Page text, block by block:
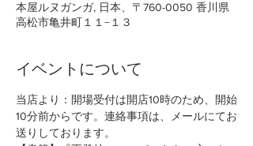
本屋ルヌガンガ, 日本、〒760-0050 香川県
高松市亀井町１１−１３
イベントについて
当店より：開場受付は開店10時のため、開始
10分前からです。連絡事項は、メールにてお
送りしております。